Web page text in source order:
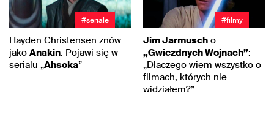
#seriale
Hayden Christensen znów
jako Anakin. Pojawi się w
serialu „Ahsoka”
#filmy
Jim Jarmusch o
„Gwiezdnych Wojnach”:
„Dlaczego wiem wszystko o
filmach, których nie
widziałem?”